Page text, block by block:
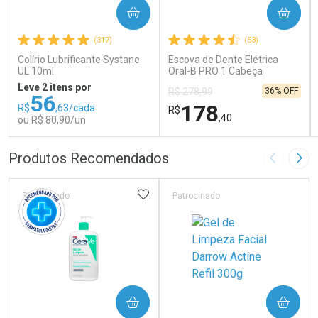
(317)
Colírio Lubrificante Systane
UL 10ml
Leve 2 itens por
R$56,63/cada
ou R$ 80,90/un
COMPRAR
FECHAR
FECHAR
Por Menos
(53)
Escova de Dente Elétrica
Oral-B PRO 1 Cabeça
Redonda Recarregável 1
Unidade
R$ 278,99
R$178,40
36% OFF
COMPRAR
Por Menos
Produtos Recomendados Imagem
Patrocinado ADICIONAR AOS FAVORITOS
COMPRAR
Patrocinado
COMPRAR